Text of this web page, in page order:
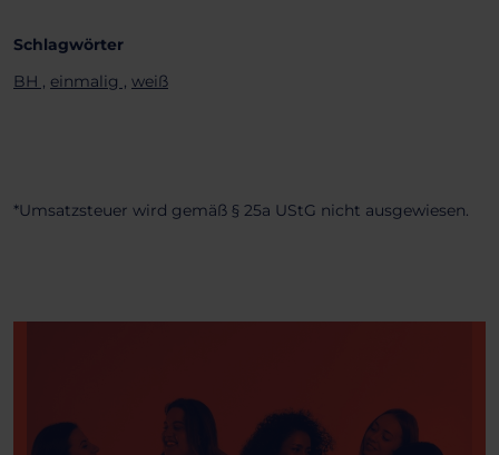
Schlagwörter
BH , einmalig , weiß
*Umsatzsteuer wird gemäß § 25a UStG nicht ausgewiesen.